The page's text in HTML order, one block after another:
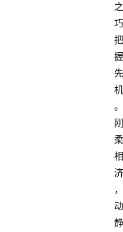
之
巧
把
握
先
机
。
刚
柔
相
济
，
动
静